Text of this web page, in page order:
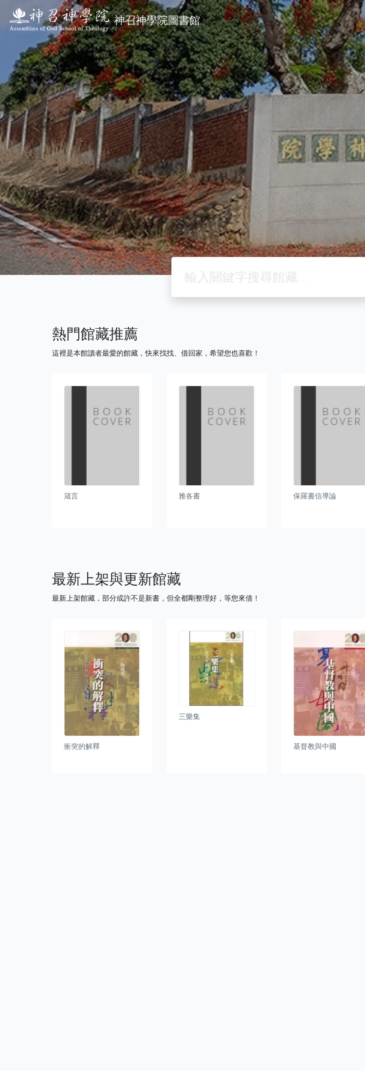
神召神學院圖書館
熱門館藏推薦
這裡是本館讀者最愛的館藏，快來找找、借回家，希望您也喜歡！
箴言 雅各書 保羅書信導論
最新上架與更新館藏
最新上架館藏，部分或許不是新書，但全都剛整理好，等您來借！
衝突的解釋
三樂集
基督教與中國